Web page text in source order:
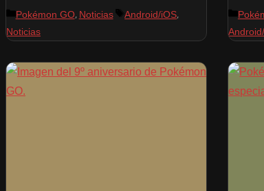
Pokémon GO, Noticias Android/iOS,
Noticias